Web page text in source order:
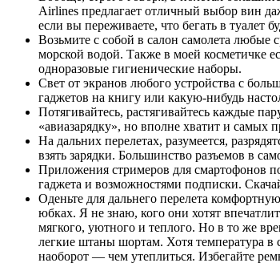
Airlines предлагает отличный выбор вин
если вы переживаете, что бегать в туалет
Возьмите с собой в салон самолета любые
морской водой. Также в моей косметичке
одноразовые гигиенические наборы.
Свет от экранов любого устройства с
гаджетов на книгу или какую-нибудь
Потягивайтесь, растягивайтесь каждые
«авиазарядку», но вполне хватит и
На дальних перелетах, разумеется,
взять зарядки. Большинство разъемов в
Приложения стримеров для смартофонов
гаджета и возможностями подписки.
Оденьте для дальнего перелета
юбках. Я не знаю, кого они хотят
мягкого, уютного и теплого. Но в то же
легкие штаны шортам. Хотя температура в
наоборот — чем утеплиться. Избегайте